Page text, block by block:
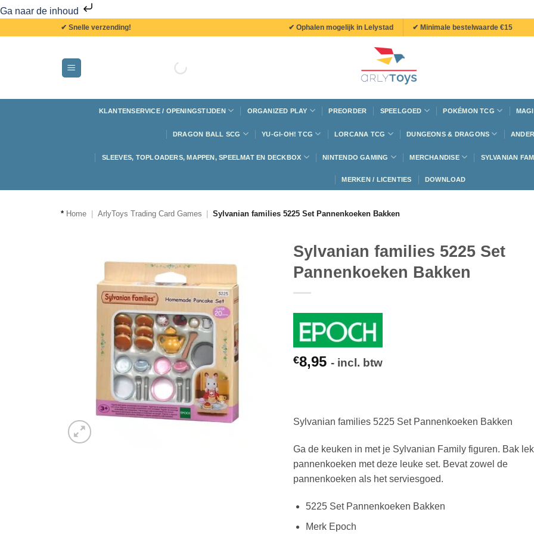
Ga naar de inhoud
✔ Snelle verzending! ✔ Ophalen mogelijk in Lelystad ✔ Minimale bestelwaarde €15
KLANTENSERVICE / OPENINGSTIJDEN ORGANIZED PLAY PREORDER SPEELGOED POKÉMON TCG
DRAGON BALL SCG YU-GI-OH! TCG LORCANA TCG DUNGEONS & DRAGONS
SLEEVES, TOPLOADERS, MAPPEN, SPEELMAT EN DECKBOX NINTENDO GAMING MERCHANDISE SYLVANIAN
MERKEN / LICENTIES DOWNLOAD
* Home ArlyToys Trading Card Games Sylvanian families 5225 Set Pannenkoeken Bakken
Sylvanian families 5225 Set
Pannenkoeken Bakken
€8,95 - incl. btw
Sylvanian families 5225 Set Pannenkoeken Bakken
Ga de keuken in met je Sylvanian Family figuren. Bak
pannenkoeken met deze leuke set. Bevat zowel de
pannenkoeken als het serviesgoed.
5225 Set Pannenkoeken Bakken
Merk Epoch